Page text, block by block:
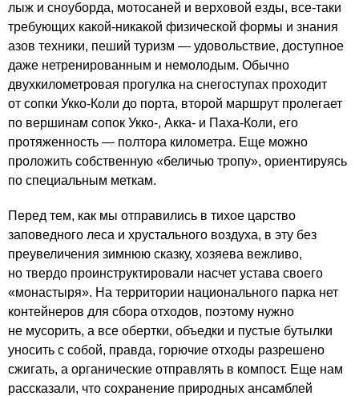
лыж и сноуборда, мотосаней и верховой езды, все-таки
требующих какой-никакой физической формы и знания
азов техники, пеший туризм — удовольствие, доступное
даже нетренированным и немолодым. Обычно
двухкилометровая прогулка на снегоступах проходит
от сопки Укко-Коли до порта, второй маршрут пролегает
по вершинам сопок Укко-, Акка- и Паха-Коли, его
протяженность — полтора километра. Еще можно
проложить собственную «беличью тропу», ориентируясь
по специальным меткам.
Перед тем, как мы отправились в тихое царство
заповедного леса и хрустального воздуха, в эту без
преувеличения зимнюю сказку, хозяева вежливо,
но твердо проинструктировали насчет устава своего
«монастыря». На территории национального парка нет
контейнеров для сбора отходов, поэтому нужно
не мусорить, а все обертки, объедки и пустые бутылки
уносить с собой, правда, горючие отходы разрешено
сжигать, а органические отправлять в компост. Еще нам
рассказали, что сохранение природных ансамблей